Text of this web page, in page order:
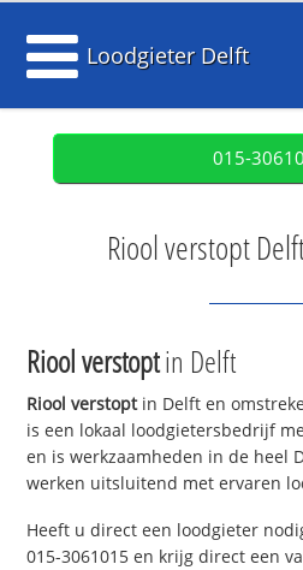
Loodgieter Delft
015-
Riool verstopt
Riool verstoptin Delft
Riool verstoptin Delft en
is een lokaal loodgietersbedrijf
en is werkzaamheden in de heel
werken uitsluitend met ervaren
Heeft u direct een loodgieter
015-3061015 en krijg direct een